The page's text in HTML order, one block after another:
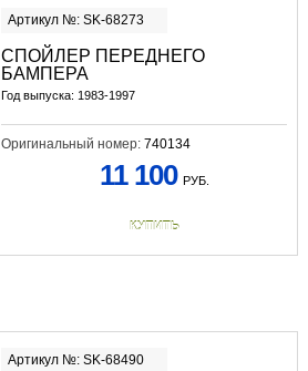
Артикул №: SK-68273
СПОЙЛЕР ПЕРЕДНЕГО
БАМПЕРА
Год выпуска: 1983-1997
Оригинальный номер: 740134
11 100 РУБ.
КУПИТЬ
Артикул №: SK-68490